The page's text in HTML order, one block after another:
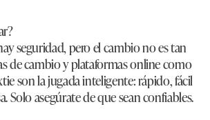
seguridad, pero el cambio no es tan
de cambio y plataformas online como
son la jugada inteligente: rápido, fácil
Solo asegúrate de que sean confiables.